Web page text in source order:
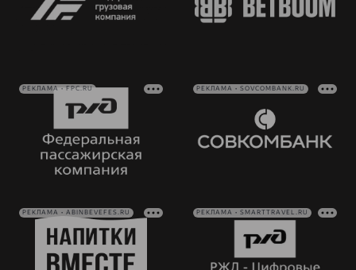
РЕКЛАМА • FPC.RU РЕКЛАМА • SOVCOMBANK.RU
РЕКЛАМА • ABINBEVEFES.RU РЕКЛАМА • SMARTTRAVEL.RU